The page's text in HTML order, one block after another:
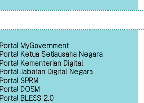
Portal MyGovernment
Portal Ketua Setiausaha Negara
Portal Kementerian Digital
Portal Jabatan Digital Negara
Portal SPRM
Portal DOSM
Portal BLESS 2.0